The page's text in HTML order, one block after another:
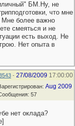
БМ.Ну, не
что мне
Мне более важно
смеяться и не
есть выход. Не
Нет опыта в
- 27/08/2009 17:00:00
Aug 2009
57
нет оклада?